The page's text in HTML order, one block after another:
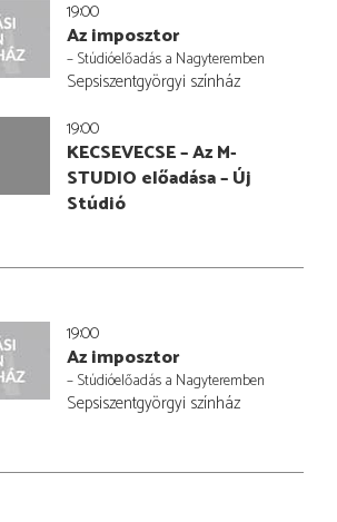
19:00
Az imposztor
– Stúdióelőadás a Nagyteremben
Sepsiszentgyörgyi színház
19:00
KECSEVECSE – Az M-
STUDIO előadása – Új
Stúdió
19:00
Az imposztor
– Stúdióelőadás a Nagyteremben
Sepsiszentgyörgyi színház